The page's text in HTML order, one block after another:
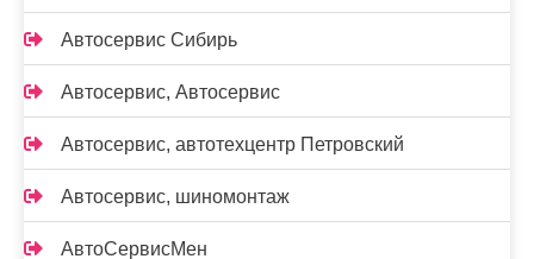
Автосервис Сибирь
Автосервис, Автосервис
Автосервис, автотехцентр Петровский
Автосервис, шиномонтаж
АвтоСервисМен